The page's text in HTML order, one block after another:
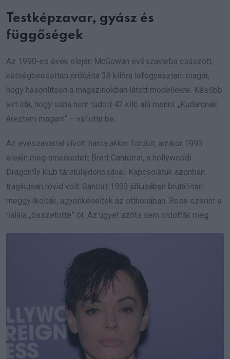
Testképzavar, gyász és
függőségek
Az 1990-es évek elején McGowan evészavarba csúszott,
kétségbeesetten próbálta 38 kilóra lefogyasztani magát,
hogy hasonlítson a magazinokban látott modellekre. Később
azt írta, hogy soha nem tudott 42 kiló alá menni. „Kudarcnak
éreztem magam” – vallotta be.
Az evészavarral vívott harca akkor fordult, amikor 1993
elején megismerkedett Brett Cantorral, a hollywoodi
Dragonfly klub társtulajdonosával. Kapcsolatuk azonban
tragikusan rövid volt: Cantort 1993 júliusában brutálisan
meggyilkolták, agyonkéselték az otthonában. Rose szerint a
halála „összetörte” őt. Az ügyet azóta sem oldották meg.